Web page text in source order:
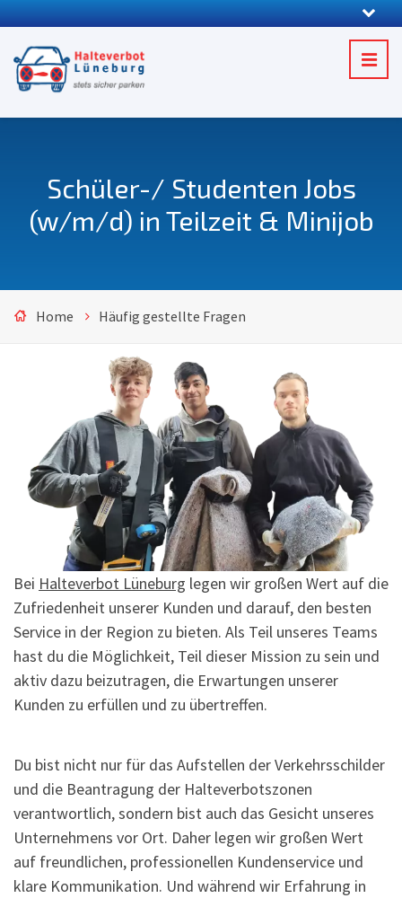
Schüler-/ Studenten Jobs
(w/m/d) in Teilzeit & Minijob
Home Häufig gestellte Fragen
Bei Halteverbot Lüneburg legen wir großen Wert auf die
Zufriedenheit unserer Kunden und darauf, den besten
Service in der Region zu bieten. Als Teil unseres Teams
hast du die Möglichkeit, Teil dieser Mission zu sein und
aktiv dazu beizutragen, die Erwartungen unserer
Kunden zu erfüllen und zu übertreffen.
Du bist nicht nur für das Aufstellen der Verkehrsschilder
und die Beantragung der Halteverbotszonen
verantwortlich, sondern bist auch das Gesicht unseres
Unternehmens vor Ort. Daher legen wir großen Wert
auf freundlichen, professionellen Kundenservice und
klare Kommunikation. Und während wir Erfahrung in